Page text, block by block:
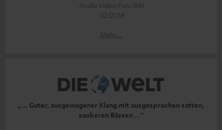
Audio Video Foto Bild
02/2018
Mehr...
„… Guter, ausgewogener Klang mit ausgesprochen satten,
sauberen Bässen …“